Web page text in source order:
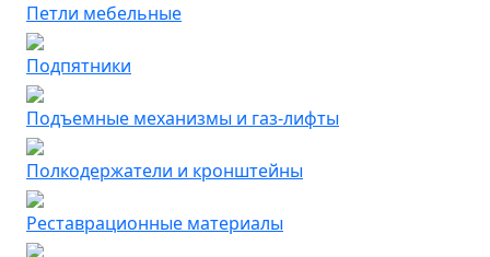
Петли мебельные
Подпятники
Подъемные механизмы и газ-лифты
Полкодержатели и кронштейны
Реставрационные материалы